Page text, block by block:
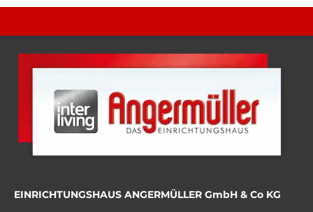
EINRICHTUNGSHAUS ANGERMÜLLER GmbH & Co KG